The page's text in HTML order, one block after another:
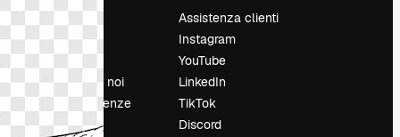
Chi siamo
Lavora con noi
Cerca tendenze
Blog
Assistenza clienti
Instagram
YouTube
LinkedIn
TikTok
Discord